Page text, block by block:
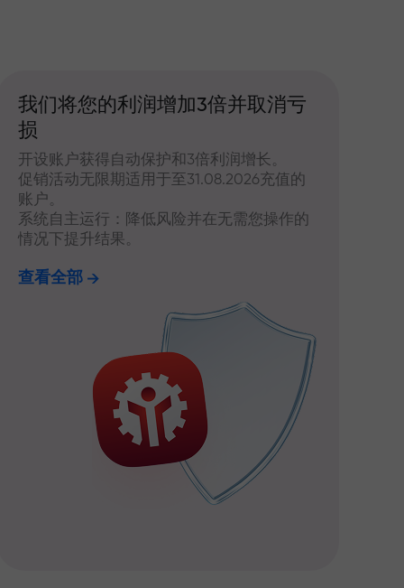
我们将您的利润增加3倍并取消亏
损
开设账户获得自动保护和3倍利润增长。
促销活动无限期适用于至31.08.2026充值的
账户。
系统自主运行：降低风险并在无需您操作的
情况下提升结果。
查看全部